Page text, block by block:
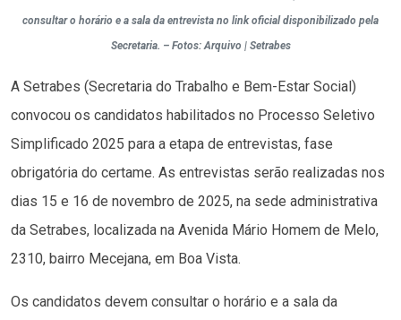
consultar o horário e a sala da entrevista no link oficial disponibilizado pela
Secretaria. – Fotos: Arquivo | Setrabes
A Setrabes (Secretaria do Trabalho e Bem-Estar Social)
convocou os candidatos habilitados no Processo Seletivo
Simplificado 2025 para a etapa de entrevistas, fase
obrigatória do certame. As entrevistas serão realizadas nos
dias 15 e 16 de novembro de 2025, na sede administrativa
da Setrabes, localizada na Avenida Mário Homem de Melo,
2310, bairro Mecejana, em Boa Vista.
Os candidatos devem consultar o horário e a sala da